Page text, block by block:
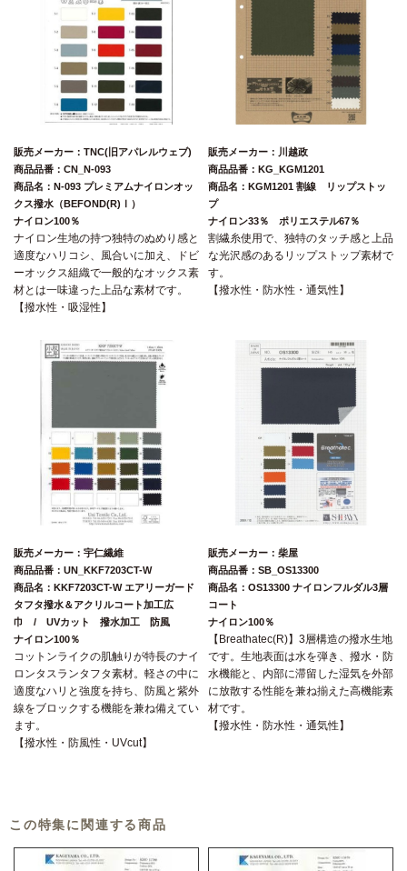
販売メーカー：TNC(旧アパレルウェブ)
商品品番：CN_N-093
商品名：N-093 プレミアムナイロンオッ
クス撥水（BEFOND(R)Ⅰ）
ナイロン100％
ナイロン生地の持つ独特のぬめり感と
適度なハリコシ、風合いに加え、ドビ
ーオックス組織で一般的なオックス素
材とは一味違った上品な素材です。
【撥水性・吸湿性】
販売メーカー：川越政
商品品番：KG_KGM1201
商品名：KGM1201 割線 リップストッ
プ
ナイロン33％ ポリエステル67％
割繊糸使用で、独特のタッチ感と上品
な光沢感のあるリップストップ素材で
す。
【撥水性・防水性・通気性】
販売メーカー：宇仁繊維
商品品番：UN_KKF7203CT-W
商品名：KKF7203CT-W エアリーガード
タフタ撥水＆アクリルコート加工広
巾 / UVカット 撥水加工 防風
ナイロン100％
コットンライクの肌触りが特長のナイ
ロンタスランタフタ素材。軽さの中に
適度なハリと強度を持ち、防風と紫外
線をブロックする機能を兼ね備えてい
ます。
【撥水性・防風性・UVcut】
販売メーカー：柴屋
商品品番：SB_OS13300
商品名：OS13300 ナイロンフルダル3層
コート
ナイロン100％
【Breathatec(R)】3層構造の撥水生地
です。生地表面は水を弾き、撥水・防
水機能と、内部に滞留した湿気を外部
に放散する性能を兼ね揃えた高機能素
材です。
【撥水性・防水性・通気性】
この特集に関連する商品